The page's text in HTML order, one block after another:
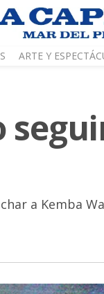
ARTE Y
a Kemba